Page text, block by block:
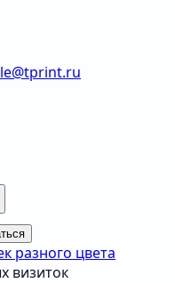
разного цвета
визиток